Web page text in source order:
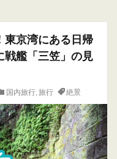
東京湾にある日帰
戦艦「三笠」の見
国内旅行, 旅行 絶景